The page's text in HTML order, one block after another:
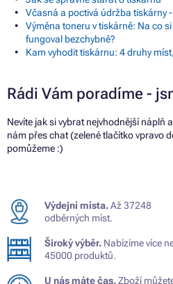
Včasná a poctivá údržba tiskárny
Výměna toneru v tiskárně: Na co
fungoval bezchybně?
Kam vyhodit tiskárnu: 4 druhy
Rádi Vám poradíme -
Nevíte jak si vybrat nejvhodnější náplň
nám přes chat (zelené tlačítko vpravo
pomůžeme :)
Výdejní místa.Až 37248
odběrných míst.
Široký výběr. Nabízíme více
45000 produktů.
U nás máte čas.Zboží